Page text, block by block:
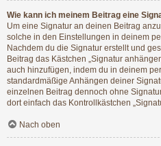
Wie kann ich meinem Beitrag eine
Um eine Signatur an deinen Beitrag
solche in den Einstellungen in deinem
Nachdem du die Signatur erstellt und
Beitrag das Kästchen „Signatur
auch hinzufügen, indem du in deinem
standardmäßige Anhängen deiner
einzelnen Beitrag dennoch ohne
dort einfach das Kontrollkästchen
Nach oben